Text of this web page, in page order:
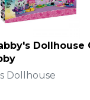
Dollhouse